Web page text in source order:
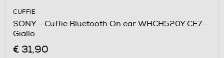
CUFFIE
SONY - Cuffie Bluetooth On ear WHCH520Y.CE7-
Giallo
€ 31,90